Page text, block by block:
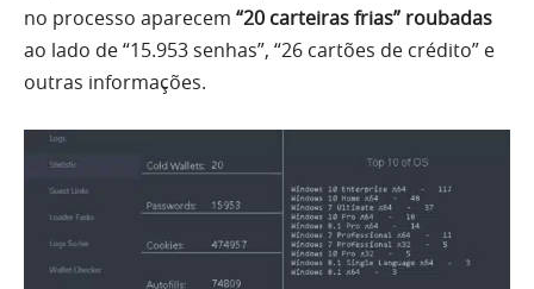
no processo aparecem “20 carteiras frias” roubadas
ao lado de “15.953 senhas”, “26 cartões de crédito” e
outras informações.